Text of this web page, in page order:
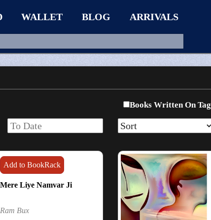
WALLET BLOG ARRIVALS
Books Written On Tag
Add to BookRack
Mere Liye Namvar Ji
Ram Bux